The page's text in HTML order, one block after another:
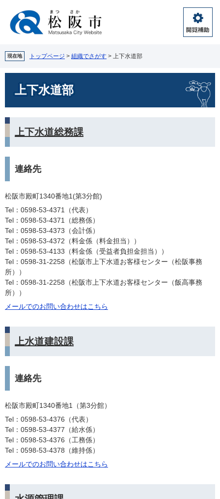
文
へ
閲
覧
現在地 トップページ > 組織でさがす > 上下水道部
上下水道部
上下水道総務課
連絡先
松阪市殿町1340番地1(第3分館)
Tel：0598-53-4371
代表
Tel：0598-53-4371
総務係
Tel：0598-53-4373
会計係
Tel：0598-53-4372
料金係（料金担当）
Tel：0598-53-4133
料金係（受益者負担金担当）
Tel：0598-31-2258
松阪市上下水道お客様センター（松阪事務
所）
Tel：0598-31-2258
松阪市上下水道お客様センター（飯高事務
所）
メールでのお問い合わせはこちら
上水道建設課
連絡先
松阪市殿町1340番地1（第3分館）
Tel：0598-53-4376
代表
Tel：0598-53-4377
給水係
Tel：0598-53-4376
工務係
Tel：0598-53-4378
維持係
メールでのお問い合わせはこちら